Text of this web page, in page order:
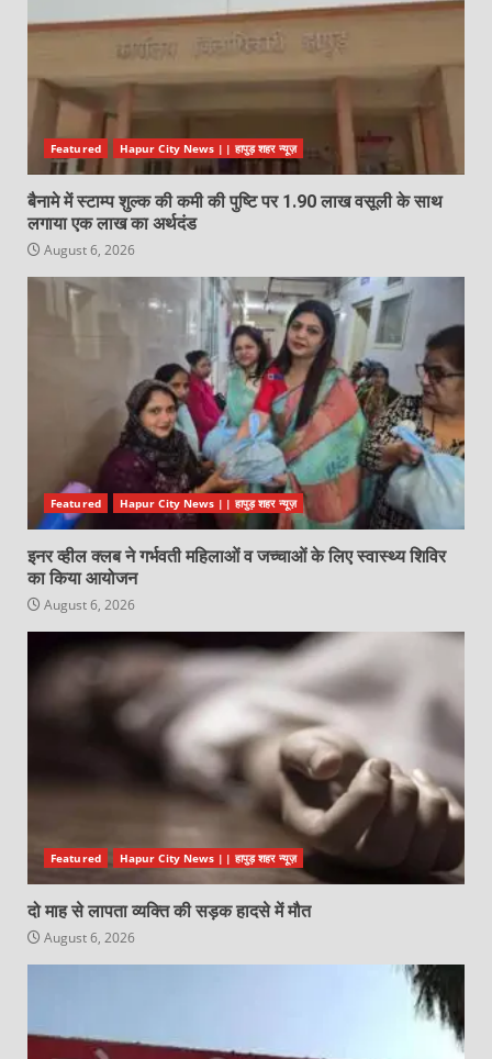
Featured Hapur City News || हापुड़ शहर न्यूज़
बैनामे में स्टाम्प शुल्क की कमी की पुष्टि पर 1.90 लाख वसूली के साथ
लगाया एक लाख का अर्थदंड
August 6, 2026
Featured Hapur City News || हापुड़ शहर न्यूज़
इनर व्हील क्लब ने गर्भवती महिलाओं व जच्चाओं के लिए स्वास्थ्य शिविर
का किया आयोजन
August 6, 2026
Featured Hapur City News || हापुड़ शहर न्यूज़
दो माह से लापता व्यक्ति की सड़क हादसे में मौत
August 6, 2026